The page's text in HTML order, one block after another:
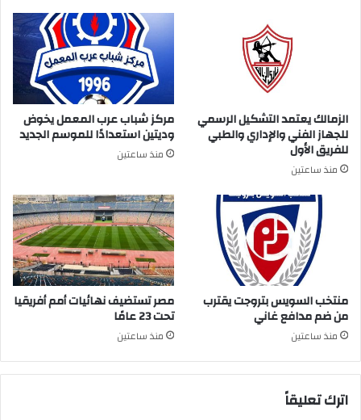
الزمالك يعتمد التشكيل الرسمي
للجهاز الفني والإداري والطبي
للفريق الأول
منذ ساعتين
مركز شباب عرب المعمل يخوض
وديتين استعدادًا للموسم الجديد
منذ ساعتين
منتخب السويس بتروجت يقترب
من ضم مدافع غاني
منذ ساعتين
مصر تستضيف نهائيات أمم أفريقيا
تحت 23 عامًا
منذ ساعتين
اترك تعليقاً